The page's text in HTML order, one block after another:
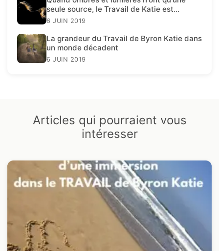
seule source, le Travail de Katie est
présent.
6 JUIN 2019
La grandeur du Travail de Byron Katie dans
un monde décadent
6 JUIN 2019
Articles qui pourraient vous
intéresser